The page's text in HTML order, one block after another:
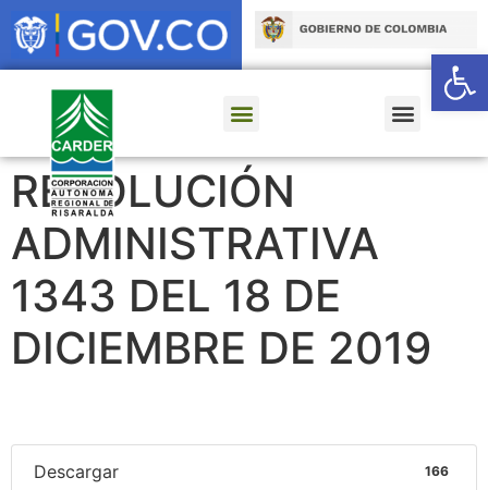
RESOLUCIÓN
ADMINISTRATIVA
1343 DEL 18 DE
DICIEMBRE DE 2019
Descargar 166